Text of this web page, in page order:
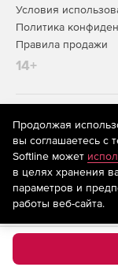
Условия
Политика
Правила продажи
14+
На
рекомендательные
предоставления
систематизации и
предпочтениям
находящихся на
Продолжая
вы соглашаетесь с
Softline может
в целях хранения
параметров и
работы веб-сайта.